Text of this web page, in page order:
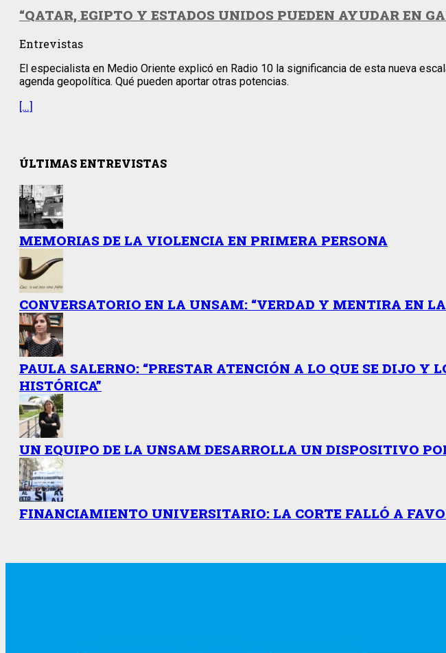
“QATAR, EGIPTO Y ESTADOS UNIDOS PUEDEN AYUDAR EN
Entrevistas
El especialista en Medio Oriente explicó en Radio 10 la significancia de esta nueva
agenda geopolítica. Qué pueden aportar otras potencias.
[…]
ÚLTIMAS ENTREVISTAS
MEMORIAS DE LA VIOLENCIA EN PRIMERA PERSONA
CONVERSATORIO EN LA UNSAM: “VERDAD Y MENTIRA EN
PAULA SALERNO: “PRESTAR ATENCIÓN A LO QUE SE DIJO Y
HISTÓRICA”
UN EQUIPO DE LA UNSAM DESARROLLA UN DISPOSITIVO
FINANCIAMIENTO UNIVERSITARIO: LA CORTE FALLÓ A